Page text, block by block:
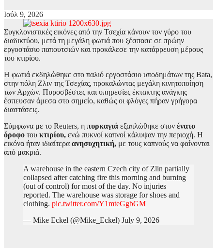
Ιούλ 9, 2026
Συγκλονιστικές εικόνες από την Τσεχία κάνουν τον γύρο του
διαδικτύου, μετά τη μεγάλη φωτιά που ξέσπασε σε πρώην
εργοστάσιο παπουτσιών και προκάλεσε την κατάρρευση μέρους
του κτιρίου.
Η φωτιά εκδηλώθηκε στο παλιό εργοστάσιο υποδημάτων της Bata,
στην πόλη Ζλιν της Τσεχίας, προκαλώντας μεγάλη κινητοποίηση
των Αρχών. Πυροσβέστες και υπηρεσίες έκτακτης ανάγκης
έσπευσαν άμεσα στο σημείο, καθώς οι φλόγες πήραν γρήγορα
διαστάσεις.
Σύμφωνα με το Reuters, η πυρκαγιά εξαπλώθηκε στον ένατο
όροφο του κτιρίου, ενώ πυκνοί καπνοί κάλυψαν την περιοχή. Η
εικόνα ήταν ιδιαίτερα ανησυχητική, με τους καπνούς να φαίνονται
από μακριά.
A warehouse in the eastern Czech city of Zlin partially
collapsed after catching fire this morning and burning
(out of control) for most of the day. No injuries
reported. The warehouse was storage for shoes and
clothing. pic.twitter.com/Y1mteGgbGM
— Mike Eckel (@Mike_Eckel) July 9, 2026